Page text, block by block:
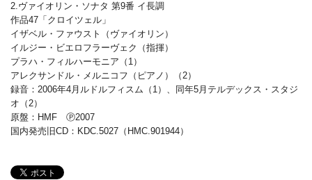
2.ヴァイオリン・ソナタ 第9番 イ長調
作品47「クロイツェル」
イザベル・ファウスト（ヴァイオリン）
イルジー・ビエロフラーヴェク（指揮）
プラハ・フィルハーモニア（1）
アレクサンドル・メルニコフ（ピアノ）（2）
録音：2006年4月ルドルフィスム（1）、同年5月テルデックス・スタジ
オ（2）
原盤：HMF Ⓟ2007
国内発売旧CD：KDC.5027（HMC.901944）